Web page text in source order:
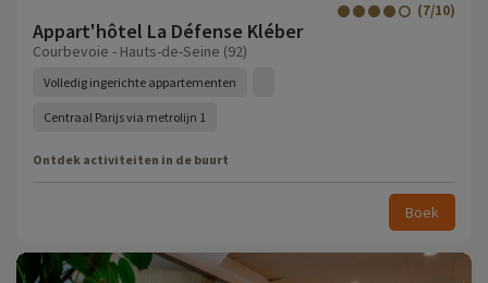
Appart'hôtel La Défense Kléber
(7/10)
Courbevoie - Hauts-de-Seine (92)
Volledig ingerichte appartementen
Centraal Parijs via metrolijn 1
Ontdek activiteiten in de buurt
Boek